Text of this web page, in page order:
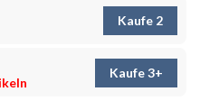
Kaufe 2
Kaufe 3+